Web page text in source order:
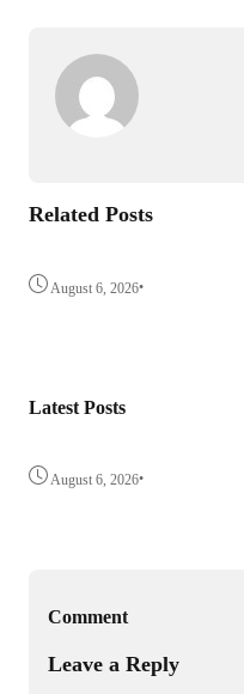
Related Posts
August 6, 2026•
Latest Posts
August 6, 2026•
Comment
Leave a Reply